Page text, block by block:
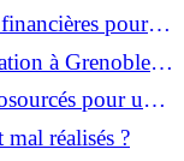
pour la
à Grenoble et
localespour une
réalisés ?